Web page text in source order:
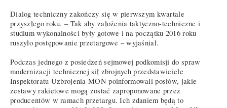
Dialog techniczny zakończy się w pierwszym kwartale
przyszłego roku. – Tak aby założenia taktyczno-techniczne i
studium wykonalności były gotowe i na początku 2016 roku
ruszyło postępowanie przetargowe – wyjaśniał.
Podczas jednego z posiedzeń sejmowej podkomisji do spraw
modernizacji technicznej sił zbrojnych przedstawiciele
Inspektoratu Uzbrojenia MON poinformowali posłów, jakie
zestawy rakietowe mogą zostać zaproponowane przez
producentów w ramach przetargu. Ich zdaniem będą to